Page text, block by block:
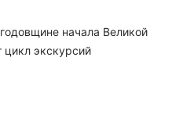
начала Великой
цикл экскурсий